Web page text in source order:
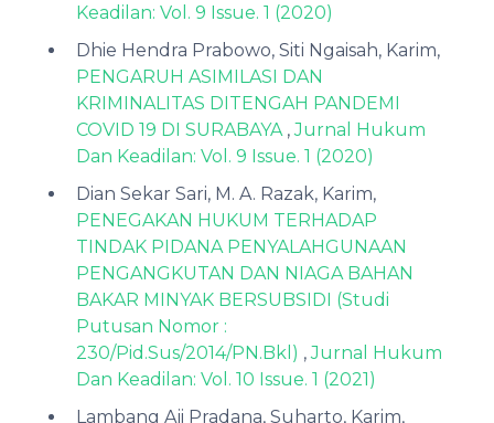
Keadilan: Vol. 9 Issue. 1 (2020)
Dhie Hendra Prabowo, Siti Ngaisah, Karim,
PENGARUH ASIMILASI DAN
KRIMINALITAS DITENGAH PANDEMI
COVID 19 DI SURABAYA ,Jurnal Hukum
Dan Keadilan: Vol. 9 Issue. 1 (2020)
Dian Sekar Sari, M. A. Razak, Karim,
PENEGAKAN HUKUM TERHADAP
TINDAK PIDANA PENYALAHGUNAAN
PENGANGKUTAN DAN NIAGA BAHAN
BAKAR MINYAK BERSUBSIDI (Studi
Putusan Nomor :
230/Pid.Sus/2014/PN.Bkl) ,Jurnal Hukum
Dan Keadilan: Vol. 10 Issue. 1 (2021)
Lambang Aji Pradana, Suharto, Karim,